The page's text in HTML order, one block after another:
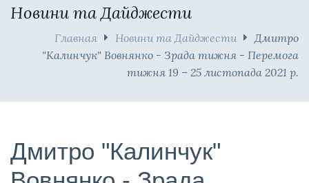
Новини та Дайджести
Главная Новини та Дайджести
Дмитро
"Калинчук" Вовнянко - Зрада тижня - Перемога
тижня 19 – 25 листопада 2021 р.
Дмитро "Калинчук"